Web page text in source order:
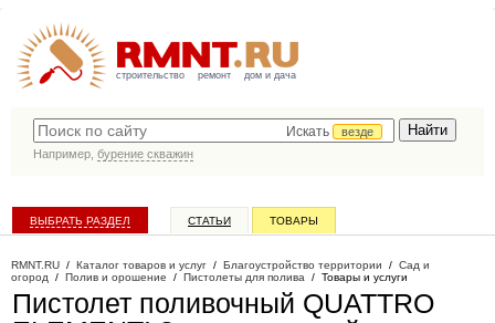
строительство ремонт дом и дача
Искать
везде
Например, бурение скважин
ВЫБРАТЬ РАЗДЕЛ СТАТЬИ ТОВАРЫ
RMNT.RU / Каталог товаров и услуг / Благоустройство территории / Сад и
огород / Полив и орошение / Пистолеты для полива / Товары и услуги
Пистолет поливочный QUATTRO